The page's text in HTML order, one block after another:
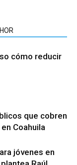
cómo reducir
que cobren
Coahuila
jóvenes en